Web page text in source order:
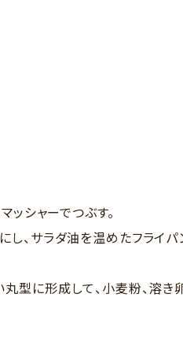
ッシャーでつぶす。
、サラダ油を温めたフライパ
に形成して、小麦粉、溶き